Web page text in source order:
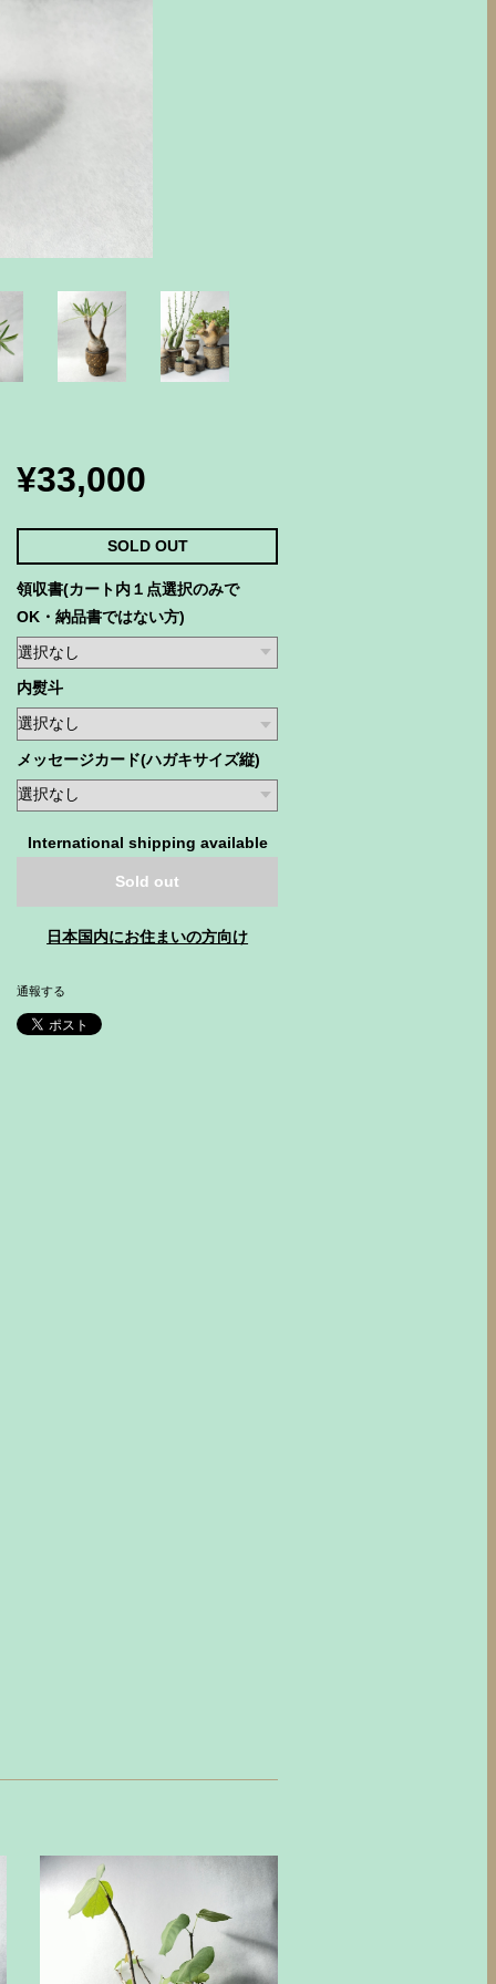
¥33,000
SOLD OUT
領収書(カート内１点選択のみで
OK・納品書ではない方)
内熨斗
メッセージカード(ハガキサイズ縦)
International shipping available
Sold out
日本国内にお住まいの方向け
通報する